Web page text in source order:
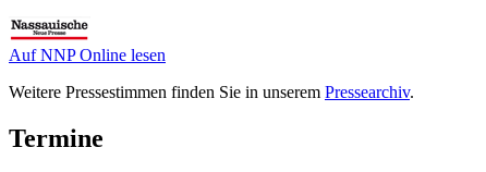
Auf NNP Online lesen
Weitere Pressestimmen finden Sie in unserem Pressearchiv.
Termine